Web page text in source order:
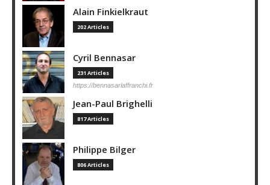
Alain Finkielkraut
202 Articles
Cyril Bennasar
231 Articles
https://bennasarlaffranchi.fr
Jean-Paul Brighelli
817 Articles
Philippe Bilger
806 Articles